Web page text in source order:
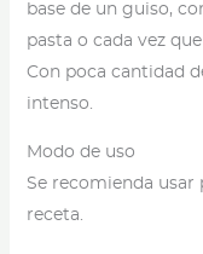
base de un guiso,
pasta o cada vez
Con poca cantidad
intenso.
Modo de uso
Se recomienda
receta.